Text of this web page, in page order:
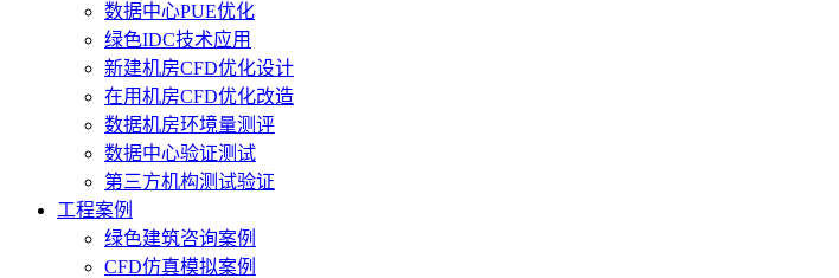
数据中心PUE优化
绿色IDC技术应用
新建机房CFD优化设计
在用机房CFD优化改造
数据机房环境量测评
数据中心验证测试
第三方机构测试验证
工程案例
绿色建筑咨询案例
CFD仿真模拟案例